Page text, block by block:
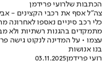
הכתבות שלרועי פרידמן
צה"ל אסף את רכבי הקצינים -
כלי רכב סיניים נאספו לאחרונה
מתמקדים בהגנות רשתיות ולא
עצמו • על המדינה לנקוט גישה
בנו אנושות
רועי פרידמן03.11.2025